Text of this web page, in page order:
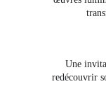
Une
redécouvrir